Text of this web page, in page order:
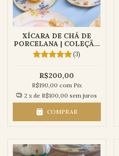
XÍCARA DE CHÁ DE
PORCELANA | COLEÇÃO
LILIBETH(3)
R$200,00
R$190,00 com Pix
2 x de R$100,00 sem juros
COMPRAR